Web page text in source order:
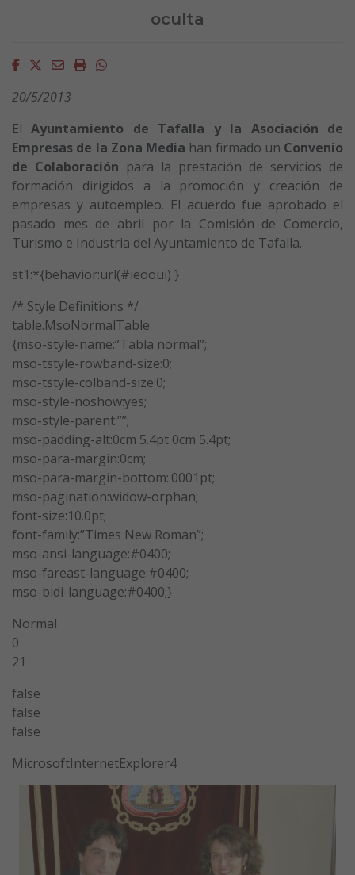
oculta
Facebook
Twitter
EmailImprimirWhatsapp
20/5/2013
ElAyuntamiento de Tafalla y la Asociación de
Empresas de la Zona Media han firmado un Convenio
de Colaboración para la prestación de servicios de
formación dirigidos a la promoción y creación de
empresas y autoempleo. El acuerdo fue aprobado el
pasado mes de abril por la Comisión de Comercio,
Turismo e Industria del Ayuntamiento de Tafalla.
st1:*{behavior:url(#ieooui) }
/* Style Definitions */
table.MsoNormalTable
{mso-style-name:”Tabla normal”;
mso-tstyle-rowband-size:0;
mso-tstyle-colband-size:0;
mso-style-noshow:yes;
mso-style-parent:””;
mso-padding-alt:0cm 5.4pt 0cm 5.4pt;
mso-para-margin:0cm;
mso-para-margin-bottom:.0001pt;
mso-pagination:widow-orphan;
font-size:10.0pt;
font-family:”Times New Roman”;
mso-ansi-language:#0400;
mso-fareast-language:#0400;
mso-bidi-language:#0400;}
Normal
0
21
false
false
false
MicrosoftInternetExplorer4